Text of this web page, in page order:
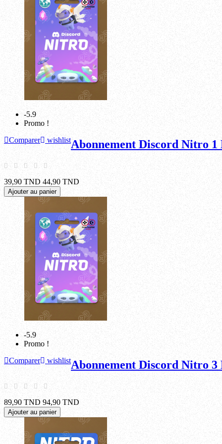
-5.9
Promo !
Comparer
wishlistAbonnement Discord Nitro 1
39,90 TND 44,90 TND
Ajouter au panier
-5.9
Promo !
Comparer
wishlistAbonnement Discord Nitro 3
89,90 TND 94,90 TND
Ajouter au panier